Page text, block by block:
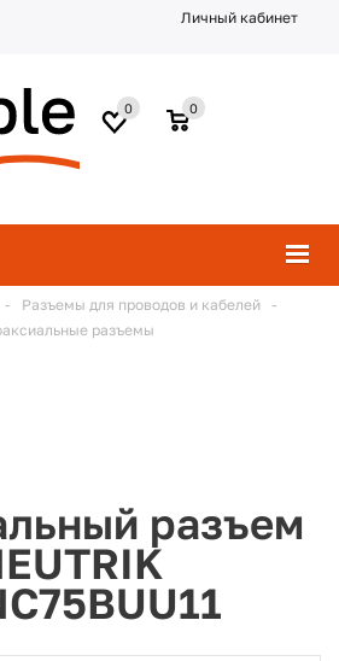
Личный кабинет
0
0
- Разъемы для проводов и кабелей
-
разъемы
разъем